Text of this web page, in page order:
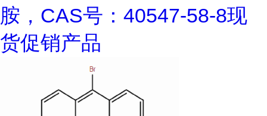
胺，CAS号：40547-58-8现
货促销产品